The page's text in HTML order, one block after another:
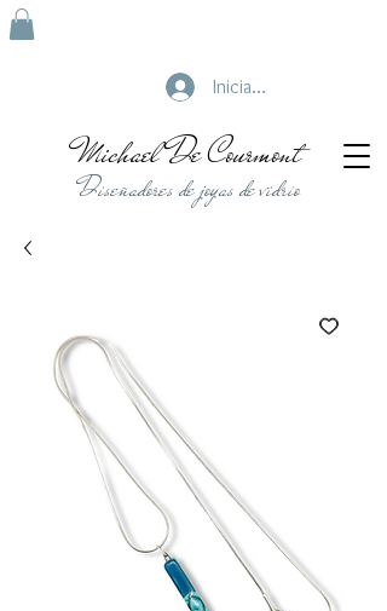
Michael De Courmont
Diseñadores de joyas de vidrio
Iniciar sesión